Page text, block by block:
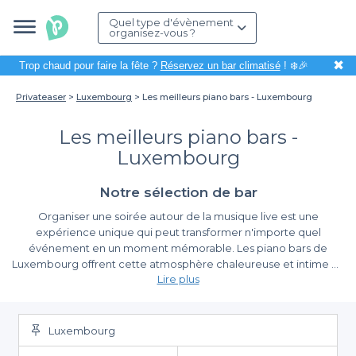
Quel type d'évènement
organisez-vous ?
Trop chaud pour faire la fête ? Réservez un bar climatisé! ❄️🎉 ✖
Privateaser Luxembourg Les meilleurs piano bars - Luxembourg
Les meilleurs piano bars -
Luxembourg
Notre sélection de bar
Organiser une soirée autour de la musique live est une
expérience unique qui peut transformer n'importe quel
événement en un moment mémorable. Les piano bars de
Luxembourg offrent cette atmosphère chaleureuse et intime où
les convives peuvent à la fois se détendre et s'immerger dans un
d’anniversaire, un repas entre amis ou un événement
d’entreprise, ces établissements apportent une touche
d'élégance et de convivialité.
Simplifiez votre réservation avec Privateaser
Utiliser Privateaser pour réserver un piano bar à Luxembourg est
Lire plus
Luxembourg